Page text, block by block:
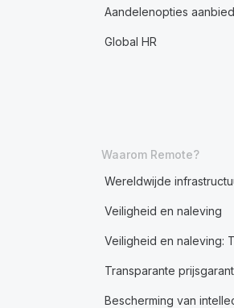
Aandelenopties
Global HR
Waarom Remote?
Wereldwijde
Veiligheid en naleving
Veiligheid en naleving:
Transparante
Bescherming van